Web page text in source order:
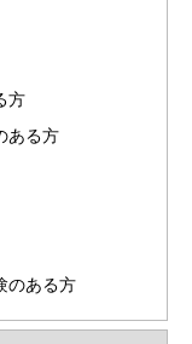
方
ある方
のある方